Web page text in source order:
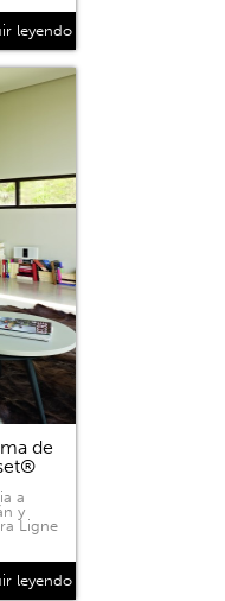
leyendo
de
a
y
Ligne
leyendo